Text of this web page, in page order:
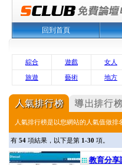
回到首頁
綜合 遊戲 女人
旅遊 藝術 地方
人氣排行榜是以您網站的人氣值做排
有 54 項結果，以下是第 1-30 項。
教育分享